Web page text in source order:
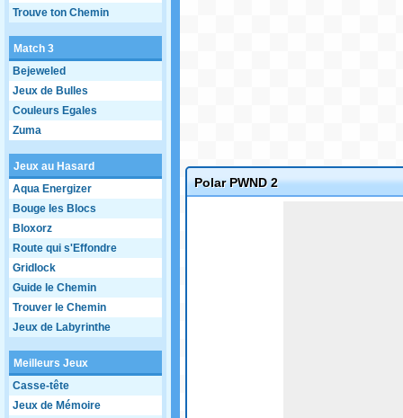
Trouve ton Chemin
Match 3
Bejeweled
Jeux de Bulles
Couleurs Egales
Zuma
Jeux au Hasard
Aqua Energizer
Bouge les Blocs
Bloxorz
Route qui s'Effondre
Gridlock
Guide le Chemin
Trouver le Chemin
Jeux de Labyrinthe
Meilleurs Jeux
Casse-tête
Jeux de Mémoire
Polar PWND 2